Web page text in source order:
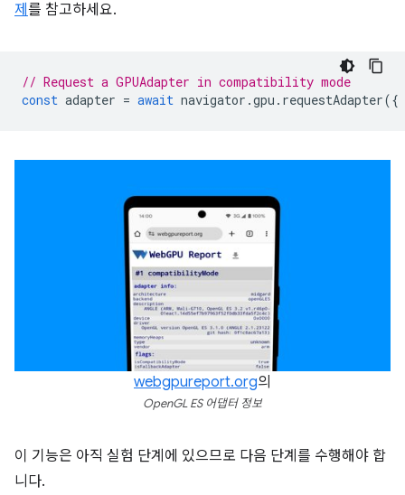
제 를 참고하세요.
// Request a GPUAdapter in compatibility mode
const adapter = await navigator .gpu . requestAdapter({
webgpureport.org의
OpenGL ES 어댑터 정보
이 기능은 아직 실험 단계에 있으므로 다음 단계를 수행해야 합
니다.